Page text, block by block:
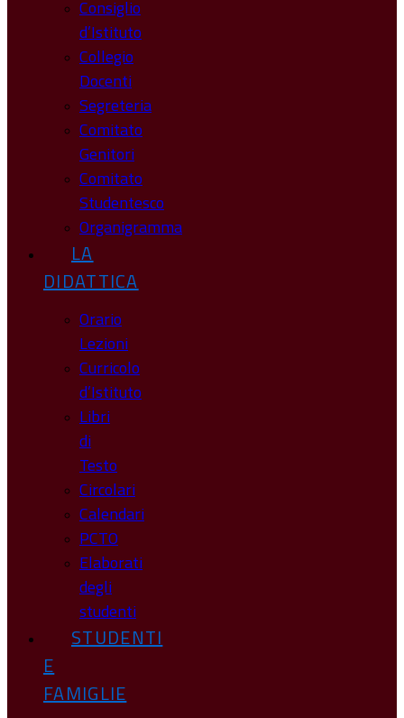
Consiglio
d’Istituto
Collegio
Docenti
Segreteria
Comitato
Genitori
Comitato
Studentesco
Organigramma
LA
DIDATTICA
Orario
Lezioni
Curricolo
d’Istituto
Libri
di
Testo
Circolari
Calendari
PCTO
Elaborati
degli
studenti
STUDENTI
E
FAMIGLIE